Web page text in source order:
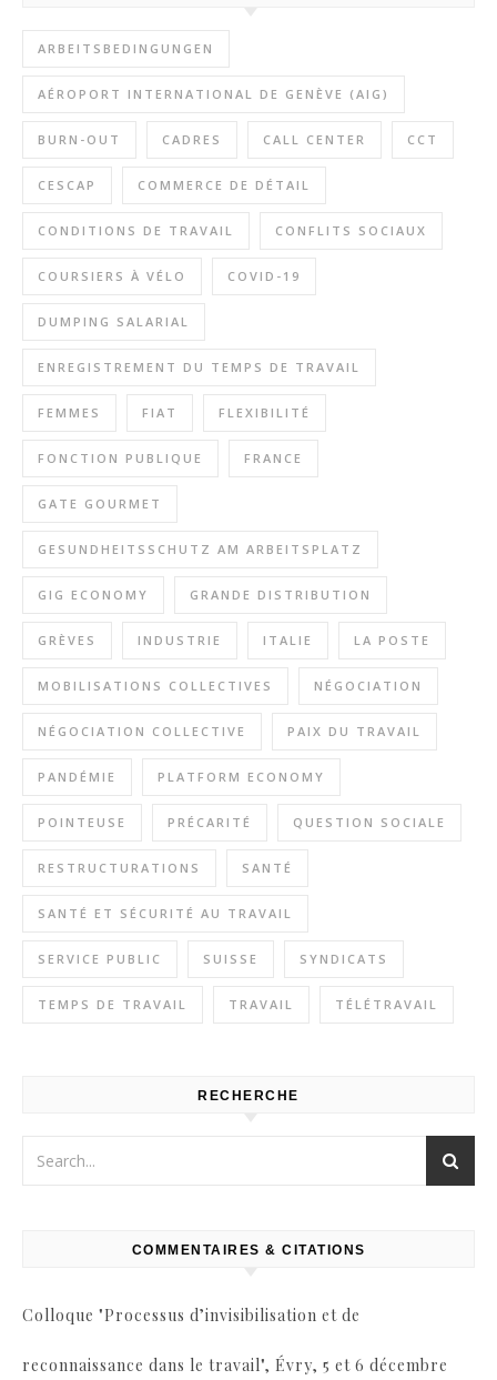
ARBEITSBEDINGUNGEN
AÉROPORT INTERNATIONAL DE GENÈVE (AIG)
BURN-OUT CADRES CALL CENTER CCT
CESCAP COMMERCE DE DÉTAIL
CONDITIONS DE TRAVAIL CONFLITS SOCIAUX
COURSIERS À VÉLO COVID-19
DUMPING SALARIAL
ENREGISTREMENT DU TEMPS DE TRAVAIL
FEMMES FIAT FLEXIBILITÉ
FONCTION PUBLIQUE FRANCE
GATE GOURMET
GESUNDHEITSSCHUTZ AM ARBEITSPLATZ
GIG ECONOMY GRANDE DISTRIBUTION
GRÈVES INDUSTRIE ITALIE LA POSTE
MOBILISATIONS COLLECTIVES NÉGOCIATION
NÉGOCIATION COLLECTIVE PAIX DU TRAVAIL
PANDÉMIE PLATFORM ECONOMY
POINTEUSE PRÉCARITÉ QUESTION SOCIALE
RESTRUCTURATIONS SANTÉ
SANTÉ ET SÉCURITÉ AU TRAVAIL
SERVICE PUBLIC SUISSE SYNDICATS
TEMPS DE TRAVAIL TRAVAIL TÉLÉTRAVAIL
RECHERCHE
COMMENTAIRES & CITATIONS
Colloque "Processus d’invisibilisation et de
reconnaissance dans le travail", Évry, 5 et 6 décembre